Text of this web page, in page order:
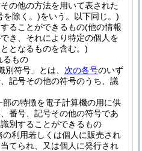
の他の方法を用いて表された
を除く。)をいう。以下同じ。)
ることができるもの(他の情報
き、それにより特定の個人を
となるものを含む。)
るもの
別符号」とは、 次の各号のいず
記号その他の符号のうち、議
の特徴を電子計算機の用に供
番号、記号その他の符号であ
別することができるもの
利用若しくは個人に販売され
てられ、又は個人に発行され